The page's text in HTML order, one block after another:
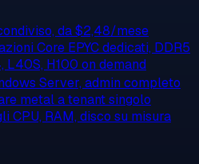
da $2,48/mese
Core EPYC dedicati, DDR5
L40S, H100 on demand
Server, admin completo
metal a tenant singolo
CPU, RAM, disco su misura